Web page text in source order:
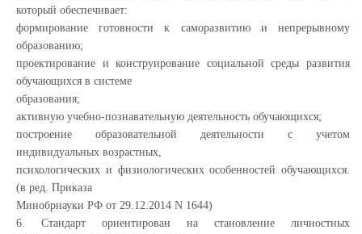
который обеспечивает:
формирование готовности к саморазвитию и непрерывному
образованию;
проектирование и конструирование социальной среды развития
обучающихся в системе
образования;
активную учебно-познавательную деятельность обучающихся;
построение образовательной деятельности с учетом
индивидуальных возрастных,
психологических и физиологических особенностей обучающихся.
(в ред. Приказа
Минобрнауки РФ от 29.12.2014 N 1644)
6. Стандарт ориентирован на становление личностных